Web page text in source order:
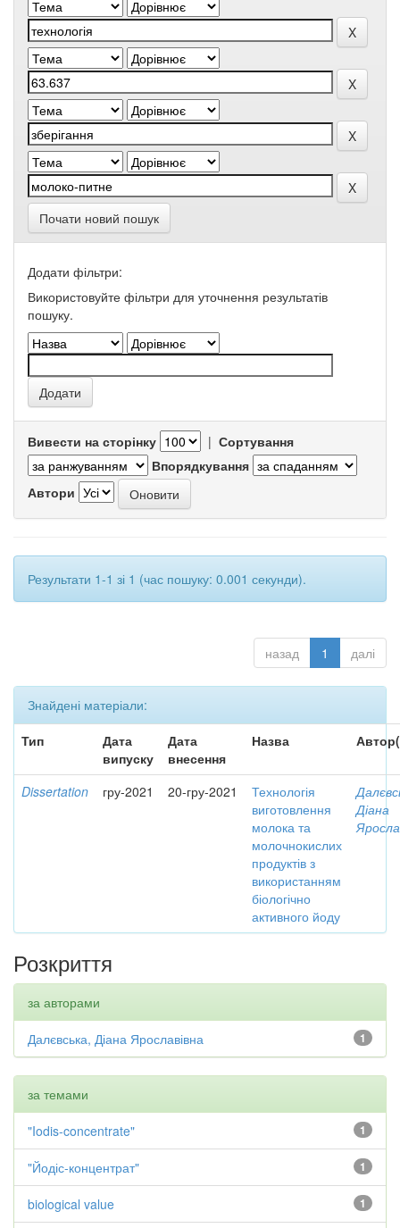
Почати новий пошук
Додати фільтри:
Використовуйте фільтри для уточнення результатів
пошуку.
Вивести на сторінку | Сортування
Впорядкування
Автори
Результати 1-1 зі 1 (час пошуку: 0.001 секунди).
назад 1 далі
Знайдені матеріали:
Тип
Дата
випуску
Дата
внесення
Назва
Dissertation гру-2021 20-гру-2021
Технологія
виготовлення
молока та
молочнокислих
продуктів з
використанням
біологічно
активного йоду
Діана
Розкриття
за авторами
1
Далєвська, Діана Ярославівна
за темами
1
"Iodis-concentrate"
1
"Йодіс-концентрат"
1
biological value